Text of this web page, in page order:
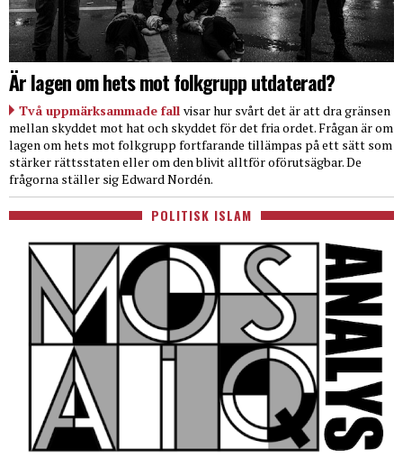
Är lagen om hets mot folkgrupp utdaterad?
Två uppmärksammade fall visar hur svårt det är att dra gränsen
mellan skyddet mot hat och skyddet för det fria ordet. Frågan är om
lagen om hets mot folkgrupp fortfarande tillämpas på ett sätt som
stärker rättsstaten eller om den blivit alltför oförutsägbar. De
frågorna ställer sig Edward Nordén.
POLITISK ISLAM